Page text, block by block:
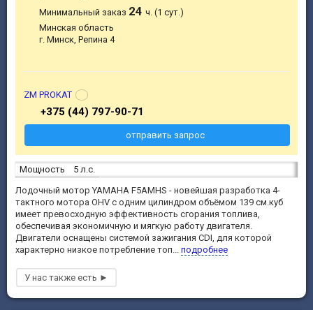
Мощность
5 л.с.
Лодочный мотор YAMAHA F5AMHS - новейшая разработка 4-
тактного мотора OHV с одним цилиндром объёмом 139 см.куб
имеет превосходную эффективность сгорания топлива,
обеспечивая экономичную и мягкую работу двигателя.
Двигатели оснащены системой зажигания CDI, для которой
характерно низкое потребление топ... подробнее
Минимальный заказ 24ч. (1 сут.)
Минская область
г. Минск, Репина 4
ZM PROKAT
+375 (44) 797-90-71
отправить запрос